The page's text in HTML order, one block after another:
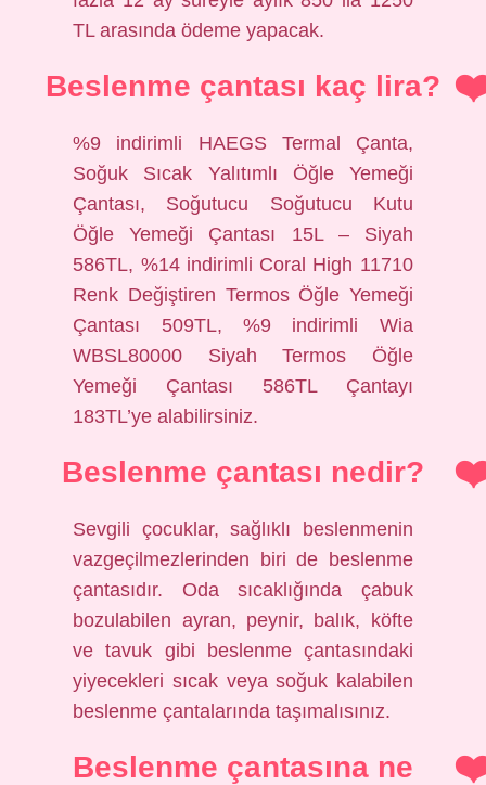
TL arasında ödeme yapacak.
Beslenme çantası kaç lira?
%9 indirimli HAEGS Termal Çanta,
Soğuk Sıcak Yalıtımlı Öğle Yemeği
Çantası, Soğutucu Soğutucu Kutu
Öğle Yemeği Çantası 15L – Siyah
586TL, %14 indirimli Coral High 11710
Renk Değiştiren Termos Öğle Yemeği
Çantası 509TL, %9 indirimli Wia
WBSL80000 Siyah Termos Öğle
Yemeği Çantası 586TL Çantayı
183TL’ye alabilirsiniz.
Beslenme çantası nedir?
Sevgili çocuklar, sağlıklı beslenmenin
vazgeçilmezlerinden biri de beslenme
çantasıdır. Oda sıcaklığında çabuk
bozulabilen ayran, peynir, balık, köfte
ve tavuk gibi beslenme çantasındaki
yiyecekleri sıcak veya soğuk kalabilen
beslenme çantalarında taşımalısınız.
Beslenme çantasına ne